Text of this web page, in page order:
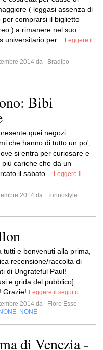
( leggasi assenza di
per comprarsi il biglietto
) a rimanere nel suo
universitario per...
Leggere il
2014 da
Bradipo
Bibi
quei negozi
che hanno di tutto un po',
si entra per curiosare e
più cariche che da un
il sabato...
Leggere il
2014 da
Torinostyle
tutti e benvenuti alla prima,
recensione/raccolta di
di Ungrateful Paul!
e grida del pubblico]
Grazie! Leggere il seguito
2014 da
Fiore Esse
NONE NONE
di Venezia -